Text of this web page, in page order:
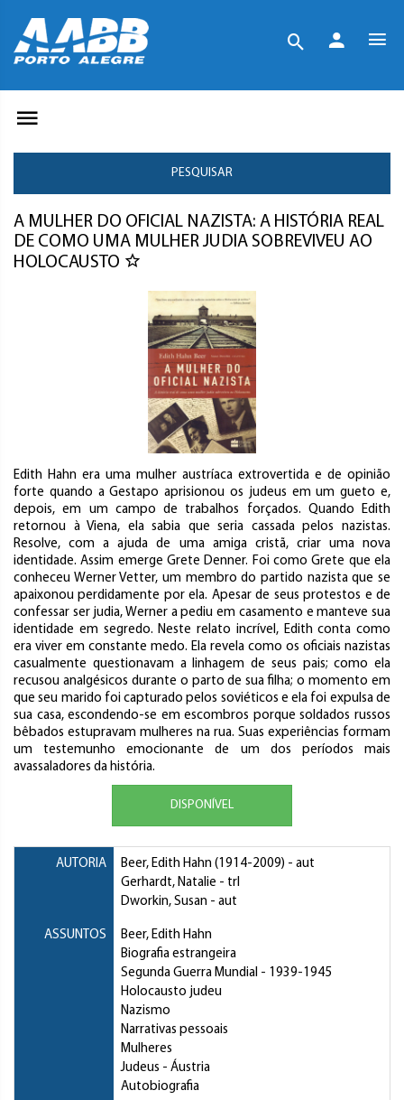
PESQUISAR
A MULHER DO OFICIAL NAZISTA: A HISTÓRIA REAL
DE COMO UMA MULHER JUDIA SOBREVIVEU AO
HOLOCAUSTO
Edith Hahn era uma mulher austríaca extrovertida e de opinião
forte quando a Gestapo aprisionou os judeus em um gueto e,
depois, em um campo de trabalhos forçados. Quando Edith
retornou à Viena, ela sabia que seria cassada pelos nazistas.
Resolve, com a ajuda de uma amiga cristã, criar uma nova
identidade. Assim emerge Grete Denner. Foi como Grete que ela
conheceu Werner Vetter, um membro do partido nazista que se
apaixonou perdidamente por ela. Apesar de seus protestos e de
confessar ser judia, Werner a pediu em casamento e manteve sua
identidade em segredo. Neste relato incrível, Edith conta como
era viver em constante medo. Ela revela como os oficiais nazistas
casualmente questionavam a linhagem de seus pais; como ela
recusou analgésicos durante o parto de sua filha; o momento em
que seu marido foi capturado pelos soviéticos e ela foi expulsa de
sua casa, escondendo-se em escombros porque soldados russos
bêbados estupravam mulheres na rua. Suas experiências formam
um testemunho emocionante de um dos períodos mais
avassaladores da história.
DISPONÍVEL
AUTORIA Beer, Edith Hahn (1914-2009) - aut
Gerhardt, Natalie - trl
Dworkin, Susan - aut
ASSUNTOS
Beer, Edith Hahn
Biografia estrangeira
Segunda Guerra Mundial - 1939-1945
Holocausto judeu
Nazismo
Narrativas pessoais
Mulheres
Judeus - Áustria
Autobiografia